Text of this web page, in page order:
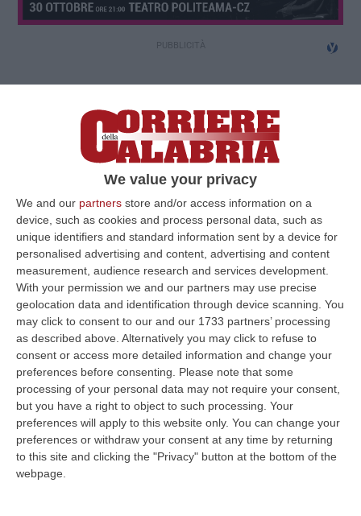
We value your privacy
We and our partners store and/or access information on a
device, such as cookies and process personal data, such as
unique identifiers and standard information sent by a device for
personalised advertising and content, advertising and content
measurement, audience research and services development.
With your permission we and our partners may use precise
geolocation data and identification through device scanning. You
may click to consent to our and our 1733 partners’ processing
as described above. Alternatively you may click to refuse to
consent or access more detailed information and change your
preferences before consenting.
Please note that some
processing of your personal data may not require your consent,
but you have a right to object to such processing. Your
preferences will apply to this website only. You can change your
preferences or withdraw your consent at any time by returning
to this site and clicking the "Privacy" button at the bottom of the
webpage.
Clicca e segui “Corriere della Calabria” su Google News
MILANOSu proposta del questore di Milano,
la Sezione misure di prevenzione del